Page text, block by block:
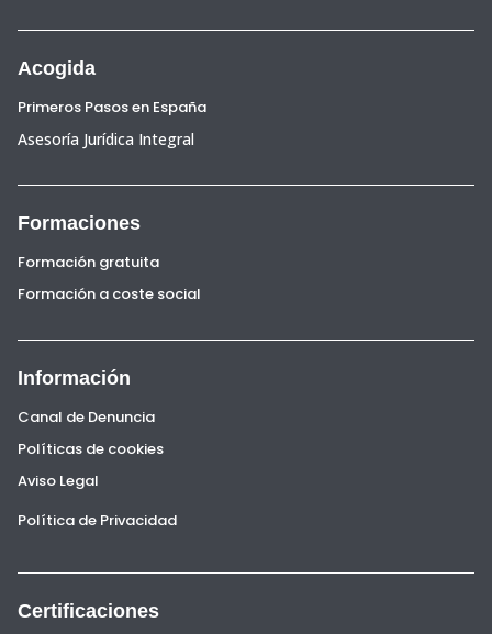
Acogida
Primeros Pasos en España
Asesoría Jurídica Integral
Formaciones
Formación gratuita
Formación a coste social
Información
Canal de Denuncia
Políticas de cookies
Aviso Legal
Política de Privacidad
Certificaciones